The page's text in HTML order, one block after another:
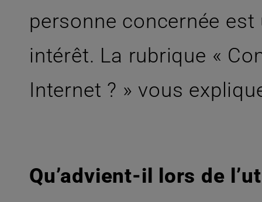
personne concernée
intérêt. La rubrique «
Internet ? » vous
Qu’advient-il lors de